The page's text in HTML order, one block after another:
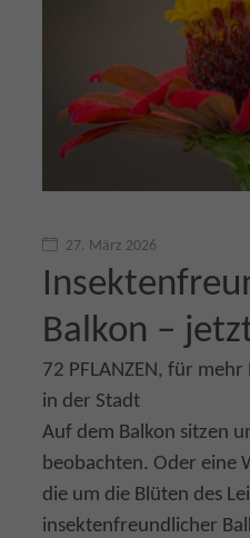
27. März 2026
Balkon –
72 PFLANZEN, für
in der Stadt
Auf dem Balkon sitzen
beobachten. Oder eine
die um die Blüten des
insektenfreundlicher